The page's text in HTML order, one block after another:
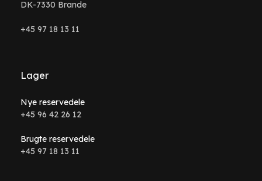
DK-7330 Brande
+45 97 18 13 11
Lager
Nye reservedele
+45 96 42 26 12
Brugte reservedele
+45 97 18 13 11